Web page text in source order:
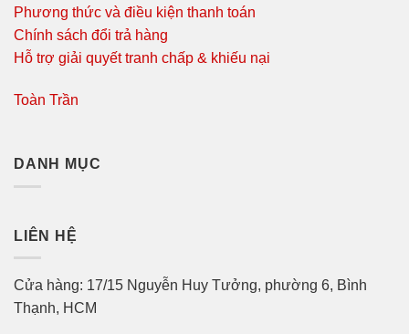
Phương thức và điều kiện thanh toán
Chính sách đổi trả hàng
Hỗ trợ giải quyết tranh chấp & khiếu nại
Toàn Trần
DANH MỤC
LIÊN HỆ
Cửa hàng: 17/15 Nguyễn Huy Tưởng, phường 6, Bình
Thạnh, HCM